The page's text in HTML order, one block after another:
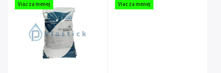
Viac za menej Viac za menej